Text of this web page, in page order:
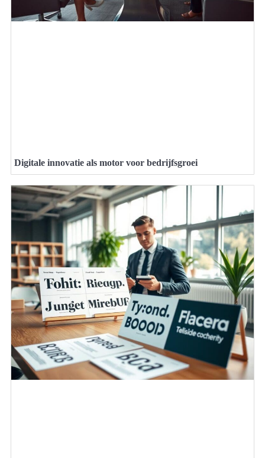
Digitale innovatie als motor voor bedrijfsgroei